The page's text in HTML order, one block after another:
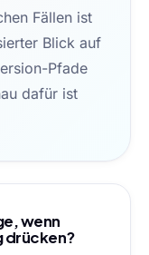
Fällen ist
Blick auf
Pfade
dafür ist
wenn
drücken?